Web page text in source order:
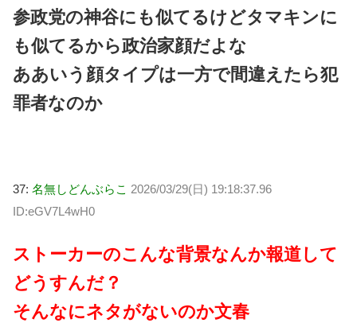
参政党の神谷にも似てるけどタマキンに
も似てるから政治家顔だよな
ああいう顔タイプは一方で間違えたら犯
罪者なのか
37: 名無しどんぶらこ 2026/03/29(日) 19:18:37.96
ID:eGV7L4wH0
ストーカーのこんな背景なんか報道して
どうすんだ？
そんなにネタがないのか文春